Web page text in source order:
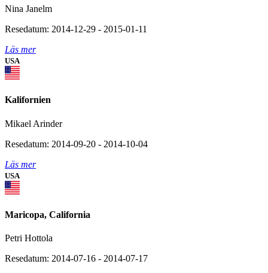
Nina Janelm
Resedatum: 2014-12-29 - 2015-01-11
Läs mer
USA
Kalifornien
Mikael Arinder
Resedatum: 2014-09-20 - 2014-10-04
Läs mer
USA
Maricopa, California
Petri Hottola
Resedatum: 2014-07-16 - 2014-07-17